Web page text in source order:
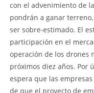
con el advenimiento de
pondrán a ganar
ser sobre-estimado. El
participación en el
operación de los drones
próximos diez años. Por
espera que las
de que el proyecto de